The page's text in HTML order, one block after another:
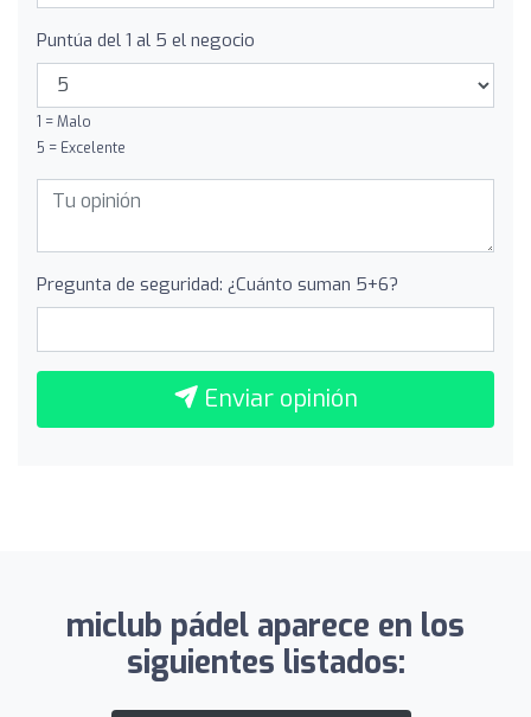
Puntúa del 1 al 5 el negocio
1 = Malo
5 = Excelente
Pregunta de seguridad: ¿Cuánto suman 5+6?
Enviar opinión
miclub pádel aparece en los
siguientes listados: